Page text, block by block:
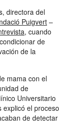
directora del
Puigvert –
, cuando
de
de la
mama con el
de
Universitario
explicó el proceso
de detectar